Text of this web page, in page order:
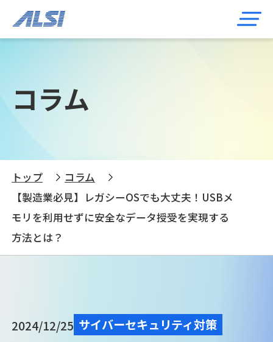
コラム
トップ
コラム
【製造業必見】レガシーOSでも大丈夫！USBメ
モリを利用せずに安全なデータ授受を実現する
方法とは？
2024/12/25 サイバーセキュリティ対策